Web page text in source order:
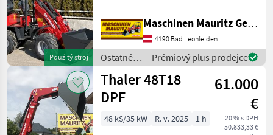
Použitý stroj
Abgasstufe V ohne
Partikelfilter!!! Hydrostat
von Bosch- Rexroth
Hydraul
Maschinen Mauritz GesmbH
4190 Bad Leonfelden
Ostatné
poľnohospodárske
silové
stroje /
Thaler
Prémiový plus prodejce
Thaler 48T18
DPF
61.000
€
20 % s DPH
50.833,33 €
48 kS/35 kW R. v. 2025
1 h